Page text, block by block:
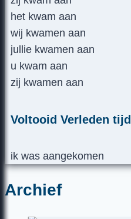
het kwam aan
wij kwamen aan
jullie kwamen aan
u kwam aan
zij kwamen aan
Voltooid Verleden tijd
ik was aangekomen
Archief